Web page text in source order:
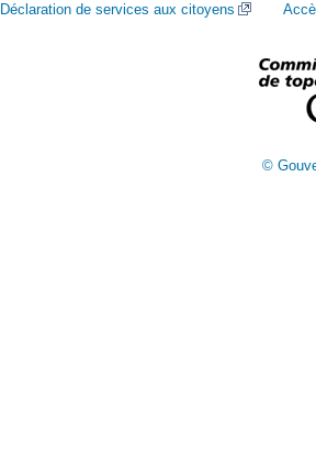
Déclaration de services aux citoyens
©